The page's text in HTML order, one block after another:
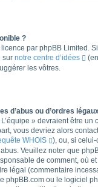
?
par phpBB Limited.
sur notre centre d’idées
les vôtres.
d’abus ou d’ordres
» devraient être
vous devriez alors
WHOIS
), ou, si
Veuillez noter que
de comment, où
légal (commentaire
phpBB.com ou le logiciel